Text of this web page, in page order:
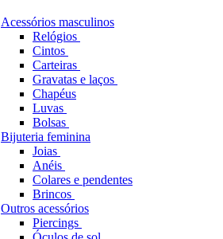
Acessórios masculinos
Relógios
Cintos
Carteiras
Gravatas e laços
Chapéus
Luvas
Bolsas
Bijuteria feminina
Joias
Anéis
Colares e pendentes
Brincos
Outros acessórios
Piercings